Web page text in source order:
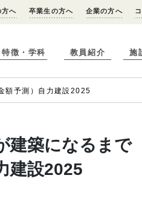
方へ 卒業生の方へ 企業の方へ
特徴・学科 教員紹介 施
額予測）自力建設2025
建築になるまで
建設2025